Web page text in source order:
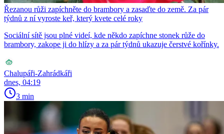
Řezanou růži zapíchněte do brambory a zasaďte do země. Za pár
týdnů z ní vyroste keř, který kvete celé roky
Sociální sítě jsou plné videí, kde někdo zapíchne stonek růže do
brambory, zakope ji do hlízy a za pár týdnů ukazuje čerstvé kořínky.
Chalupáři-Zahrádkáři
dnes, 04:19
3 min